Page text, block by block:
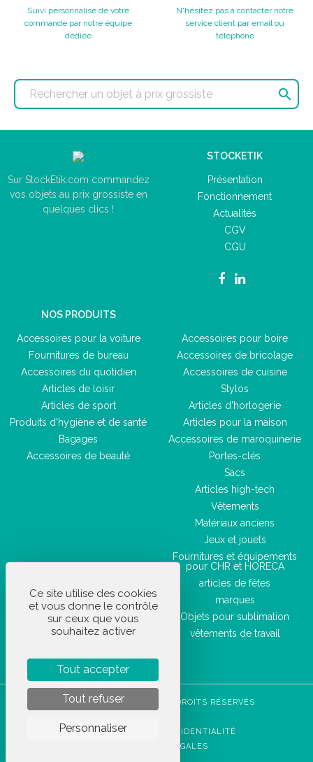
Suivi personnalisé de votre
commande par notre équipe
dédiée
N'hésitez pas à contacter notre
service client par email ou
téléphone

Sur StockEtik.com commandez
vos objets au prix grossiste en
quelques clics !
STOCKETIK
Présentation
Fonctionnement
Actualités
CGV
CGU
NOS PRODUITS
Accessoires pour la voiture
Fournitures de bureau
Accessoires du quotidien
Articles de loisir
Articles de sport
Produits d'hygiène et de santé
Bagages
Accessoires de beauté
Accessoires pour boire
Accessoires de bricolage
Accessoires de cuisine
Stylos
Articles d'horlogerie
Articles pour la maison
Accessoires de maroquinerie
Portes-clés
Sacs
Articles high-tech
Vêtements
Matériaux anciens
Jeux et jouets
Fournitures et équipements
pour CHR et HORECA
articles de fêtes
marques
Objets pour sublimation
vêtements de travail
STOCKETIK © 2023 - TOUS DROITS RÉSERVÉS
POLITIQUE DE CONFIDENTIALITÉ
MENTIONS LÉGALES
Ce site utilise des cookies
et vous donne le contrôle
sur ceux que vous
souhaitez activer
Tout accepter
Tout refuser
Personnaliser